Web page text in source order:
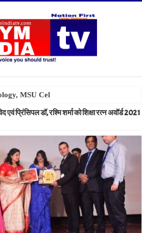
एवं प्रिंसिपल डॉ, रश्मि शर्मा को शिक्षा रत्न अवॉर्ड 2021